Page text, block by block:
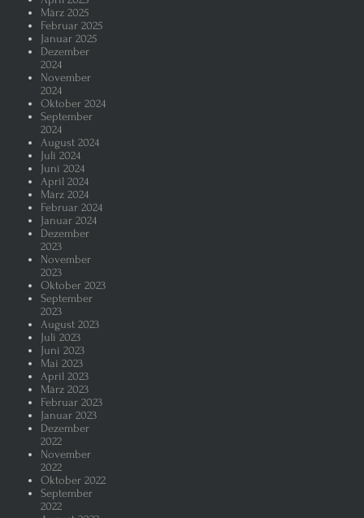
März 2025
Februar 2025
Januar 2025
Dezember
2024
November
2024
Oktober 2024
September
2024
August 2024
Juli 2024
Juni 2024
April 2024
März 2024
Februar 2024
Januar 2024
Dezember
2023
November
2023
Oktober 2023
September
2023
August 2023
Juli 2023
Juni 2023
Mai 2023
April 2023
März 2023
Februar 2023
Januar 2023
Dezember
2022
November
2022
Oktober 2022
September
2022